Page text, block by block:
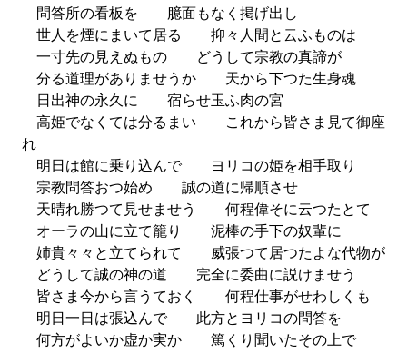
問答所の看板を 臆面もなく掲げ出し
世人を煙にまいて居る 抑々人間と云ふものは
一寸先の見えぬもの どうして宗教の真諦が
分る道理がありませうか 天から下つた生身魂
日出神の永久に 宿らせ玉ふ肉の宮
高姫でなくては分るまい これから皆さま見て御座
れ
明日は館に乗り込んで ヨリコの姫を相手取り
宗教問答おつ始め 誠の道に帰順させ
天晴れ勝つて見せませう 何程偉そに云つたとて
オーラの山に立て籠り 泥棒の手下の奴輩に
姉貴々々と立てられて 威張つて居つたよな代物が
どうして誠の神の道 完全に委曲に説けませう
皆さま今から言うておく 何程仕事がせわしくも
明日一日は張込んで 此方とヨリコの問答を
何方がよいか虚か実か 篤くり聞いたその上で